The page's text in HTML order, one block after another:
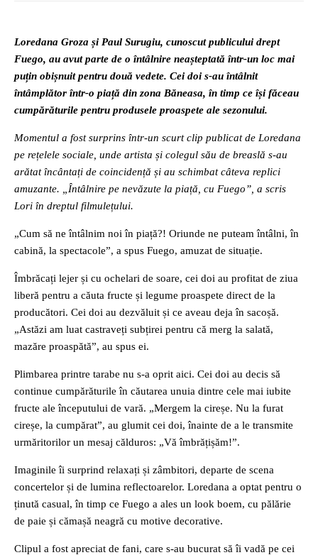
Loredana Groza și Paul Surugiu, cunoscut publicului drept
Fuego, au avut parte de o întâlnire neașteptată într-un loc mai
puțin obișnuit pentru două vedete. Cei doi s-au întâlnit
întâmplător într-o piață din zona Băneasa, în timp ce își făceau
cumpărăturile pentru produsele proaspete ale sezonului.
Momentul a fost surprins într-un scurt clip publicat de Loredana
pe rețelele sociale, unde artista și colegul său de breaslă s-au
arătat încântați de coincidență și au schimbat câteva replici
amuzante. „Întâlnire pe nevăzute la piață, cu Fuego”, a scris
Lori în dreptul filmulețului.
„Cum să ne întâlnim noi în piață?! Oriunde ne puteam întâlni, în
cabină, la spectacole”, a spus Fuego, amuzat de situație.
Îmbrăcați lejer și cu ochelari de soare, cei doi au profitat de ziua
liberă pentru a căuta fructe și legume proaspete direct de la
producători. Cei doi au dezvăluit și ce aveau deja în sacoșă.
„Astăzi am luat castraveți subțirei pentru că merg la salată,
mazăre proaspătă”, au spus ei.
Plimbarea printre tarabe nu s-a oprit aici. Cei doi au decis să
continue cumpărăturile în căutarea unuia dintre cele mai iubite
fructe ale începutului de vară. „Mergem la cireșe. Nu la furat
cireșe, la cumpărat”, au glumit cei doi, înainte de a le transmite
urmăritorilor un mesaj călduros: „Vă îmbrățișăm!”.
Imaginile îi surprind relaxați și zâmbitori, departe de scena
concertelor și de lumina reflectoarelor. Loredana a optat pentru o
ținută casual, în timp ce Fuego a ales un look boem, cu pălărie
de paie și cămașă neagră cu motive decorative.
Clipul a fost apreciat de fani, care s-au bucurat să îi vadă pe cei